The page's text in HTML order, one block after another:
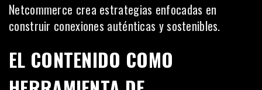
Netcommerce crea estrategias enfocadas en
construir conexiones auténticas y sostenibles.
EL CONTENIDO COMO